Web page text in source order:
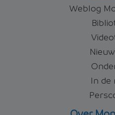
Weblog
In de